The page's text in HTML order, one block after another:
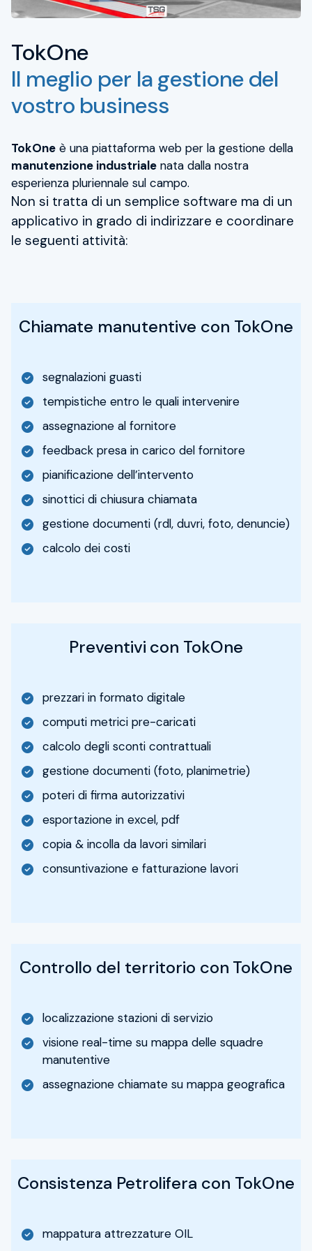
News
HSSE
Lavora con noi
Chi siamo
Contattaci
TokOne
Il meglio per la gestione del
vostro business
TokOne è una piattaforma web per la gestione della
manutenzione industriale nata dalla nostra
esperienza pluriennale sul campo.
Non si tratta di un semplice software ma di un
applicativo in grado di indirizzare e coordinare
le seguenti attività:
Chiamate manutentive con TokOne
segnalazioni guasti
tempistiche entro le quali intervenire
assegnazione al fornitore
feedback presa in carico del fornitore
pianificazione dell’intervento
sinottici di chiusura chiamata
gestione documenti (rdl, duvri, foto, denuncie)
calcolo dei costi
Preventivi con TokOne
prezzari in formato digitale
computi metrici pre-caricati
calcolo degli sconti contrattuali
gestione documenti (foto, planimetrie)
poteri di firma autorizzativi
esportazione in excel, pdf
copia & incolla da lavori similari
consuntivazione e fatturazione lavori
Controllo del territorio con TokOne
localizzazione stazioni di servizio
visione real-time su mappa delle squadre
manutentive
assegnazione chiamate su mappa geografica
Consistenza Petrolifera con TokOne
mappatura attrezzature OIL